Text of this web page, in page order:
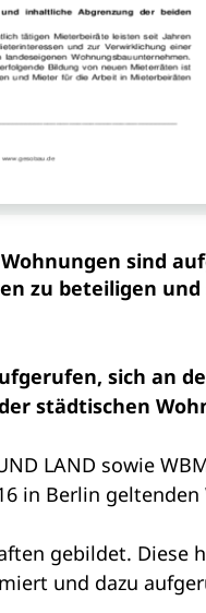
sind
zu beteiligen
sich an
städtischen
LAND sowie
in Berlin
gebildet.
und dazu